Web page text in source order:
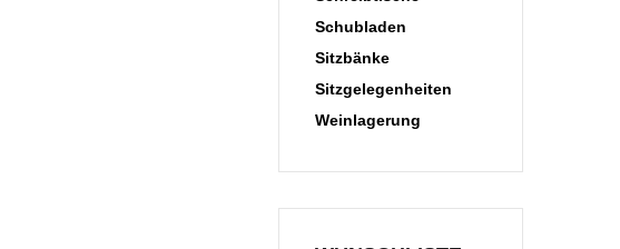
Schubladen
Sitzbänke
Sitzgelegenheiten
Weinlagerung